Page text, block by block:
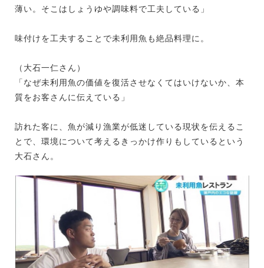
薄い。そこはしょうゆや調味料で工夫している」
味付けを工夫することで未利用魚も絶品料理に。
（大石一仁さん）
「なぜ未利用魚の価値を復活させなくてはいけないか、本
質をお客さんに伝えている」
訪れた客に、魚が減り漁業が低迷している現状を伝えるこ
とで、環境について考えるきっかけ作りもしているという
大石さん。